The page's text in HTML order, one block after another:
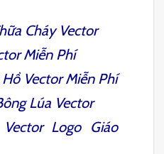
Cháy Vector
Miễn Phí
VectorMiễn Phí
Lúa Vector
Logo Giáo